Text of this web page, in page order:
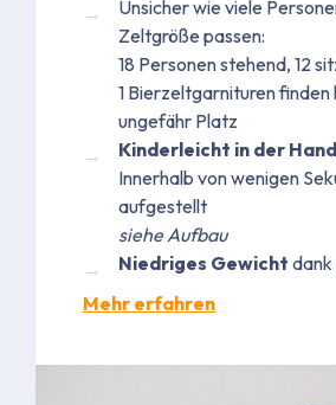
Unsicher wie viele
Zeltgröße passen:
18 Personen stehend, 12
1 Bierzeltgarnituren finden
ungefähr Platz
Kinderleicht in der
Innerhalb von wenigen
aufgestellt
siehe Aufbau
Niedriges Gewicht dank
Mehr erfahren